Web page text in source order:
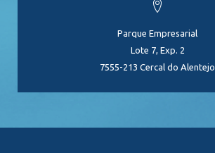
Parque Empresarial
Lote 7, Exp. 2
7555-213 Cercal do Alentejo